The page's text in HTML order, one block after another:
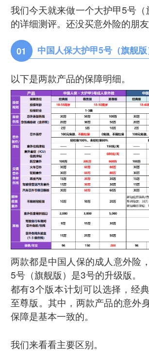
我们今天就来做一个大护甲5号
的详细测评。还没买意外险的朋友
01 中国人保大护甲5号（旗舰版
以下是两款产品的保障明细。
两款都是中国人保的成人意外险
5号（旗舰版）是3号的升级版。
都有3个版本计划可以选择，经典
至尊版。其中，两款产品的意外
保障是基本一致的。
我们来看看主要区别。